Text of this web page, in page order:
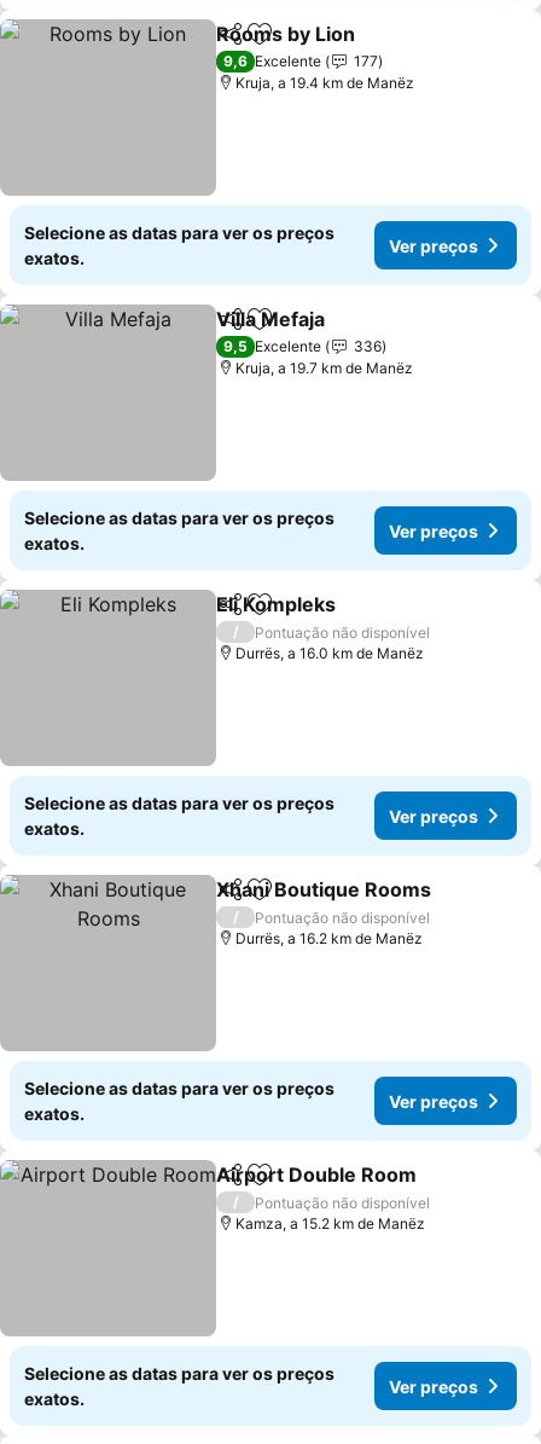
PartilharAdicionar aos favoritos
Rooms by Lion
9,6 Excelente
177
Kruja, a 19.4 km de Manëz
Selecione as datas para ver os preços
exatos.
Ver preços
PartilharAdicionar aos favoritos
Villa Mefaja
9,5 Excelente
336
Kruja, a 19.7 km de Manëz
Selecione as datas para ver os preços
exatos.
Ver preços
PartilharAdicionar aos favoritos
Eli Kompleks
/
Pontuação não disponível
Durrës, a 16.0 km de Manëz
Selecione as datas para ver os preços
exatos.
Ver preços
PartilharAdicionar aos favoritos
Xhani Boutique Rooms
/
Pontuação não disponível
Durrës, a 16.2 km de Manëz
Selecione as datas para ver os preços
exatos.
Ver preços
PartilharAdicionar aos favoritos
Airport Double Room
/
Pontuação não disponível
Kamza, a 15.2 km de Manëz
Selecione as datas para ver os preços
exatos.
Ver preços